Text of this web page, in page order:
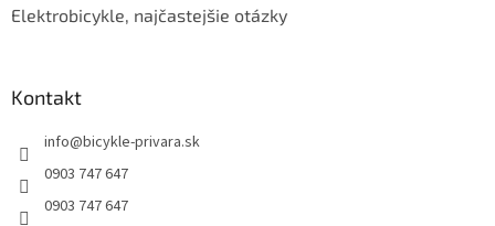
Elektrobicykle, najčastejšie otázky
Kontakt
info@bicykle-privara.sk
0903 747 647
0903 747 647